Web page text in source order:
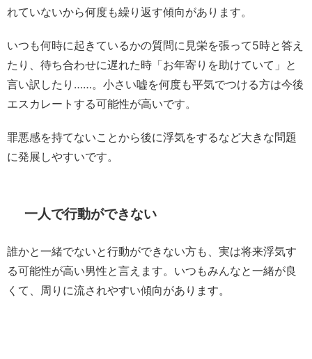
れていないから何度も繰り返す傾向があります。
いつも何時に起きているかの質問に見栄を張って5時と答え
たり、待ち合わせに遅れた時「お年寄りを助けていて」と
言い訳したり……。小さい嘘を何度も平気でつける方は今後
エスカレートする可能性が高いです。
罪悪感を持てないことから後に浮気をするなど大きな問題
に発展しやすいです。
一人で行動ができない
誰かと一緒でないと行動ができない方も、実は将来浮気す
る可能性が高い男性と言えます。いつもみんなと一緒が良
くて、周りに流されやすい傾向があります。